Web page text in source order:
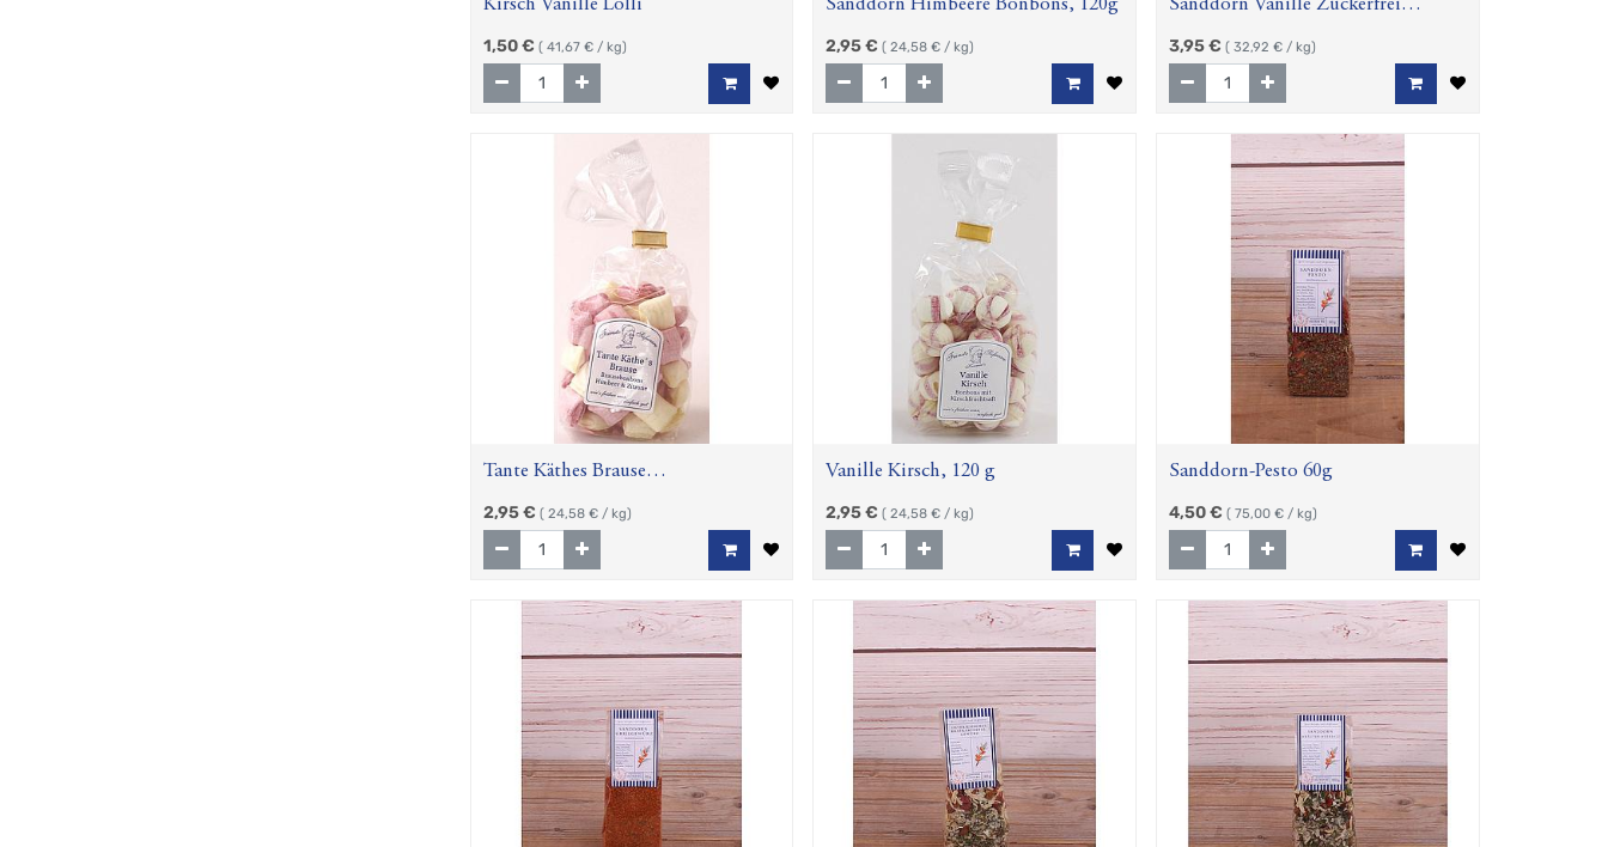
Kirsch Vanille Lolli
1,50€ ( 41,67€ / kg)
Sanddorn Himbeere Bonbons, 120g
2,95€ (24,58 € / kg)
Sanddorn Vanille Zuckerfrei
Bonbons, 120 g
3,95€ (32,92 € / kg)
Tante Käthes Brause
Himbeere/Zitrone, 120g
2,95€ ( 24,58€ / kg)
Vanille Kirsch, 120 g
2,95€ (24,58 € / kg)
Sanddorn-Pesto 60g
4,50€ (75,00 € / kg)